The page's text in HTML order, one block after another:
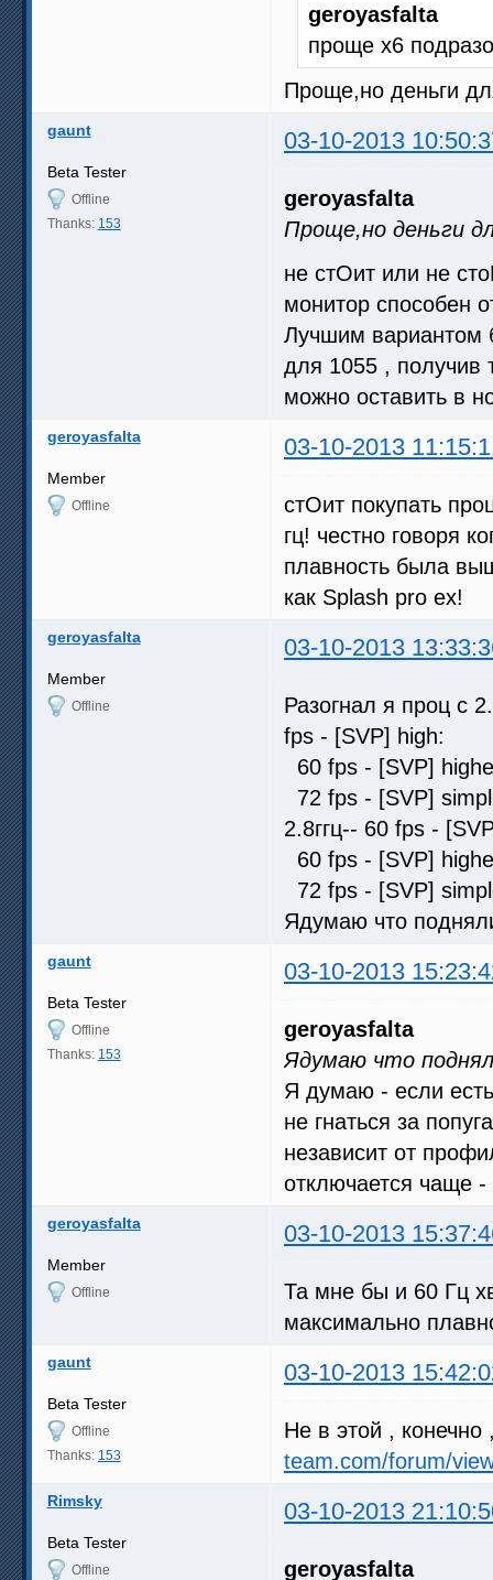
geroyasfalta
проще х6
Проще,но деньги
gaunt 03-10-2013
Beta Tester
Offline
Thanks: 153
geroyasfalta
Проще,но деньги
не стОит или не
монитор способен
Лучшим вариантом
для 1055 , получив
можно оставить в
geroyasfalta 03-10-2013
Member
Offline
стОит покупать
гц! честно говоря
плавность была
как Splash pro ex!
geroyasfalta 03-10-2013
Member
Offline
Разогнал я проц с
fps - [SVP] high:
60 fps - [SVP]
72 fps - [SVP]
2.8ггц-- 60 fps -
60 fps - [SVP]
72 fps - [SVP]
Ядумаю что
gaunt 03-10-2013
Beta Tester
Offline
Thanks: 153
geroyasfalta
Ядумаю что
Я думаю - если
не гнаться за
независит от
отключается чаще
geroyasfalta 03-10-2013
Member
Offline
Та мне бы и 60 Гц
максимально
gaunt 03-10-2013
Beta Tester
Offline
Thanks: 153
Не в этой ,
team.com/forum/
Rimsky 03-10-2013
Beta Tester
Offline geroyasfalta